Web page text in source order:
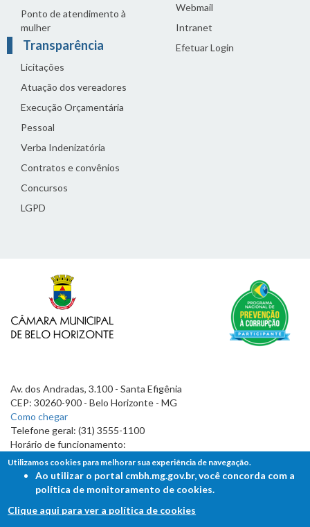
Ponto de atendimento à
mulher
Transparência
Licitações
Atuação dos vereadores
Execução Orçamentária
Pessoal
Verba Indenizatória
Contratos e convênios
Concursos
LGPD
Webmail
Intranet
Efetuar Login
Av. dos Andradas, 3.100 - Santa Efigênia
CEP: 30260-900 - Belo Horizonte - MG
Como chegar
Telefone geral: (31) 3555-1100
Horário de funcionamento:
7h às 19h
Utilizamos cookies para melhorar sua experiência de navegação.
Ao utilizar o portal cmbh.mg.gov.br, você concorda com a
política de monitoramento de cookies.
Clique aqui para ver a política de cookies